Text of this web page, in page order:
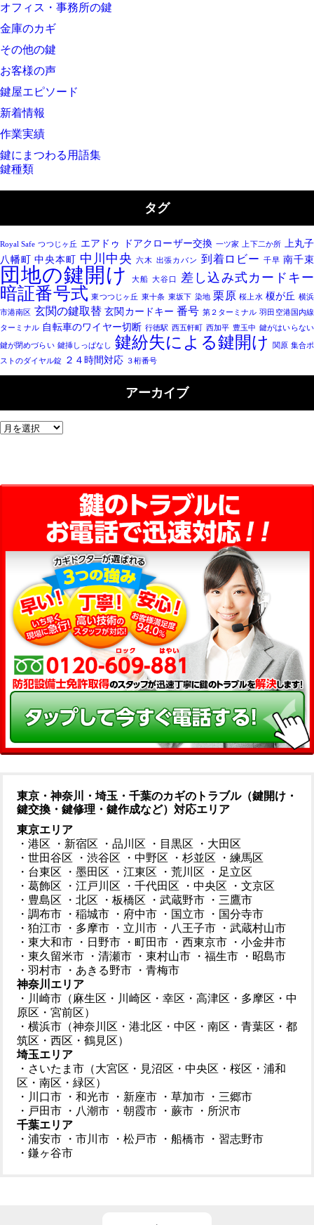
オフィス・事務所の鍵
金庫のカギ
その他の鍵
お客様の声
鍵屋エピソード
新着情報
作業実績
鍵にまつわる用語集
鍵種類
タグ
Royal Safe つつじヶ丘 エアドゥ ドアクローザー交換 一ツ家 上下二か所
上丸子
八幡町
中央本町 中川中央 六木 出張カバン 到着ロビー 千早 南千束
団地の鍵開け 大船 大谷口 差し込み式カードキー
暗証番号式 東つつじヶ丘 東十条 東坂下 染地 栗原 桜上水 榎が丘 横浜
市港南区
玄関の鍵取替 玄関カードキー 番号 第２ターミナル 羽田空港国内線
ターミナル 自転車のワイヤー切断 行徳駅 西五軒町 西加平 豊玉中 鍵がはいらない
鍵が閉めづらい 鍵挿しっぱなし 鍵紛失による鍵開け 関原 集合ポ
ストのダイヤル錠
２４時間対応 ３桁番号
アーカイブ
ア
ブ
東京・神奈川・埼玉・千葉のカギのトラブル（鍵開け・
鍵交換・鍵修理・鍵作成など）対応エリア
東京エリア
・港区
・新宿区 ・品川区 ・目黒区
・大田区
・世田谷区
・渋谷区 ・中野区 ・杉並区
・練馬区
・台東区
・墨田区 ・江東区 ・荒川区
・足立区
・葛飾区
・江戸川区 ・千代田区 ・中央区
・文京区
・豊島区
・北区 ・板橋区 ・武蔵野市
・三鷹市
・調布市
・稲城市 ・府中市 ・国立市
・国分寺市
・狛江市
・多摩市 ・立川市 ・八王子市
・武蔵村山市
・東大和市
・日野市 ・町田市 ・西東京市
・小金井市
・東久留米市
・清瀬市 ・東村山市 ・福生市
・昭島市
・羽村市
・あきる野市
・青梅市
神奈川エリア
・川崎市（麻生区・川崎区・幸区・高津区・多摩区・中
原区・宮前区）
・横浜市（神奈川区・港北区・中区・南区・青葉区・都
筑区・西区・鶴見区）
埼玉エリア
・さいたま市（大宮区・見沼区・中央区・桜区・浦和
区・南区・緑区）
・川口市
・和光市 ・新座市 ・草加市
・三郷市
・戸田市
・八潮市 ・朝霞市 ・蕨市
・所沢市
千葉エリア
・浦安市
・市川市 ・松戸市 ・船橋市
・習志野市
・鎌ヶ谷市